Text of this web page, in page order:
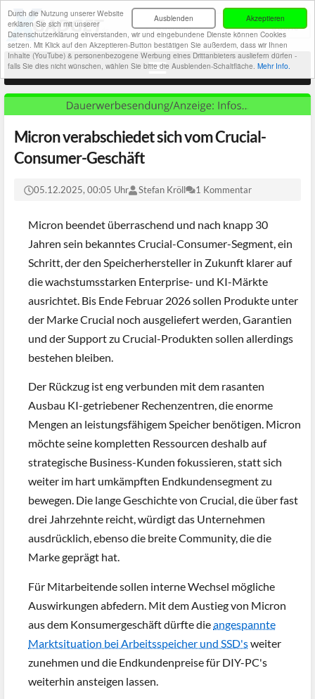
Akzeptieren
Ausblenden
Durch die Nutzung unserer Website
erklären Sie sich mit unserer
Datenschutzerklärung einverstanden, wir und eingebundene Dienste können Cookies
setzen. Mit Klick auf den Akzeptieren-Button bestätigen Sie außerdem, dass wir Ihnen
Inhalte (YouTube) & personenbezogene Werbung eines Drittanbieters ausliefern dürfen -
falls Sie dies nicht wünschen, wählen Sie bitte die Ausblenden-Schaltfläche. Mehr Info.
Micron verabschiedet sich vom Crucial-
Consumer-Geschäft
05.12.2025, 00:05 Uhr Stefan Kröll 1 Kommentar
Micron beendet überraschend und nach knapp 30
Jahren sein bekanntes Crucial-Consumer-Segment, ein
Schritt, der den Speicherhersteller in Zukunft klarer auf
die wachstumsstarken Enterprise- und KI-Märkte
ausrichtet. Bis Ende Februar 2026 sollen Produkte unter
der Marke Crucial noch ausgeliefert werden, Garantien
und der Support zu Crucial-Produkten sollen allerdings
bestehen bleiben.
Der Rückzug ist eng verbunden mit dem rasanten
Ausbau KI-getriebener Rechenzentren, die enorme
Mengen an leistungsfähigem Speicher benötigen. Micron
möchte seine kompletten Ressourcen deshalb auf
strategische Business-Kunden fokussieren, statt sich
weiter im hart umkämpften Endkundensegment zu
bewegen. Die lange Geschichte von Crucial, die über fast
drei Jahrzehnte reicht, würdigt das Unternehmen
ausdrücklich, ebenso die breite Community, die die
Marke geprägt hat.
Für Mitarbeitende sollen interne Wechsel mögliche
Auswirkungen abfedern. Mit dem Austieg von Micron
aus dem Konsumergeschäft dürfte dieangespannte
Marktsituation bei Arbeitsspeicher und SSD'sweiter
zunehmen und die Endkundenpreise für DIY-PC's
weiterhin ansteigen lassen.